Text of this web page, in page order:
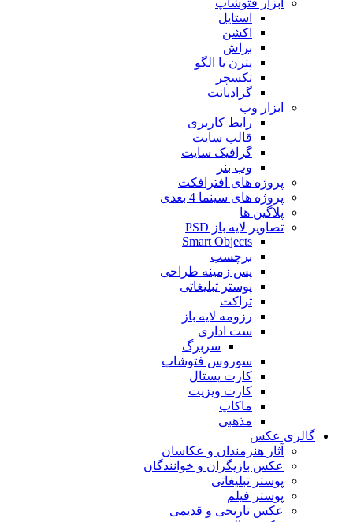
استایل
اکشن
براش
پترن یا الگو
تکسچر
گرادیانت
ابزار وب
رابط کاربری
قالب سایت
گرافیک سایت
وب بنر
پروژه های افترافکت
پروژه های سینما 4 بعدی
پلاگین ها
تصاویر لایه باز PSD
Smart Objects
برچسب
پس زمینه طراحی
پوستر تبلیغاتی
تراکت
رزومه لایه باز
ست اداری
سربرگ
سوروس فتوشاپ
کارت پستال
کارت ویزیت
ماکاپ
مذهبی
گالری عکس
آثار هنرمندان و عکاسان
عکس بازیگران و خوانندگان
پوستر تبلیغاتی
پوستر فیلم
عکس تاریخی و قدیمی